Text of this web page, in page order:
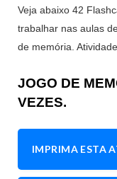
Veja abaixo 42
trabalhar nas aulas
de memória.
JOGO DE
VEZES.
IMPRIMA ESTA